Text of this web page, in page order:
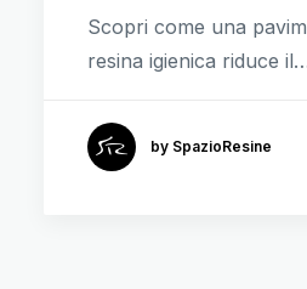
Scopri come una
resina igienica riduce
by SpazioResine